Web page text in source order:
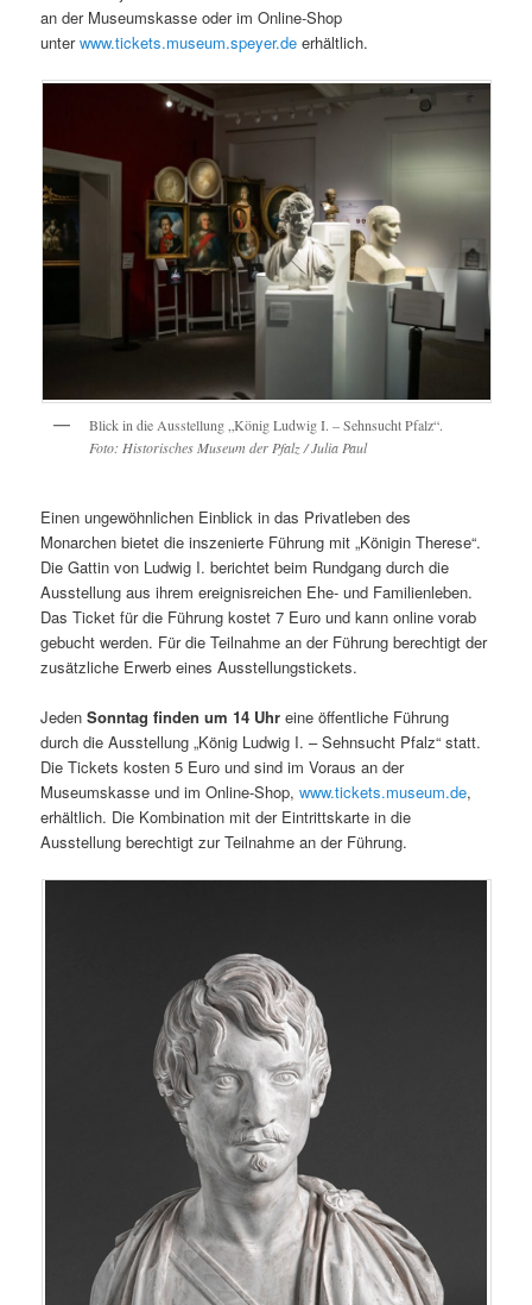
an der Museumskasse oder im Online-Shop
unterwww.tickets.museum.speyer.de erhältlich.
Blick in die Ausstellung „König Ludwig I. – Sehnsucht Pfalz“.
Foto: Historisches Museum der Pfalz / Julia Paul
Einen ungewöhnlichen Einblick in das Privatleben des
Monarchen bietet die inszenierte Führung mit „Königin Therese“.
Die Gattin von Ludwig I. berichtet beim Rundgang durch die
Ausstellung aus ihrem ereignisreichen Ehe- und Familienleben.
Das Ticket für die Führung kostet 7 Euro und kann online vorab
gebucht werden. Für die Teilnahme an der Führung berechtigt der
zusätzliche Erwerb eines Ausstellungstickets.
JedenSonntag finden um 14 Uhr eine öffentliche Führung
durch die Ausstellung „König Ludwig I. – Sehnsucht Pfalz“ statt.
Die Tickets kosten 5 Euro und sind im Voraus an der
Museumskasse und im Online-Shop,www.tickets.museum.de,
erhältlich. Die Kombination mit der Eintrittskarte in die
Ausstellung berechtigt zur Teilnahme an der Führung.